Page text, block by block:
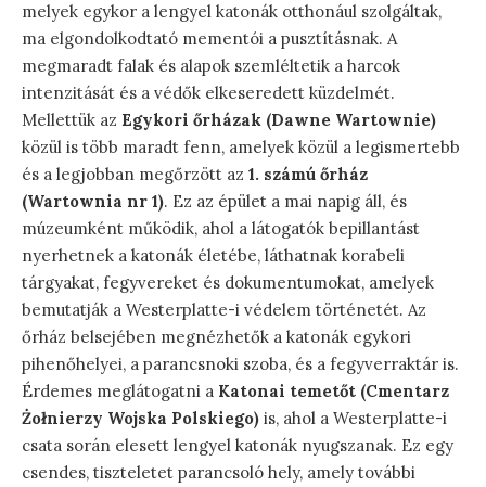
melyek egykor a lengyel katonák otthonául szolgáltak,
ma elgondolkodtató mementói a pusztításnak. A
megmaradt falak és alapok szemléltetik a harcok
intenzitását és a védők elkeseredett küzdelmét.
Mellettük az Egykori őrházak (Dawne Wartownie)
közül is több maradt fenn, amelyek közül a legismertebb
és a legjobban megőrzött az 1. számú őrház
(Wartownia nr 1). Ez az épület a mai napig áll, és
múzeumként működik, ahol a látogatók bepillantást
nyerhetnek a katonák életébe, láthatnak korabeli
tárgyakat, fegyvereket és dokumentumokat, amelyek
bemutatják a Westerplatte-i védelem történetét. Az
őrház belsejében megnézhetők a katonák egykori
pihenőhelyei, a parancsnoki szoba, és a fegyverraktár is.
Érdemes meglátogatni a Katonai temetőt (Cmentarz
Żołnierzy Wojska Polskiego) is, ahol a Westerplatte-i
csata során elesett lengyel katonák nyugszanak. Ez egy
csendes, tiszteletet parancsoló hely, amely további